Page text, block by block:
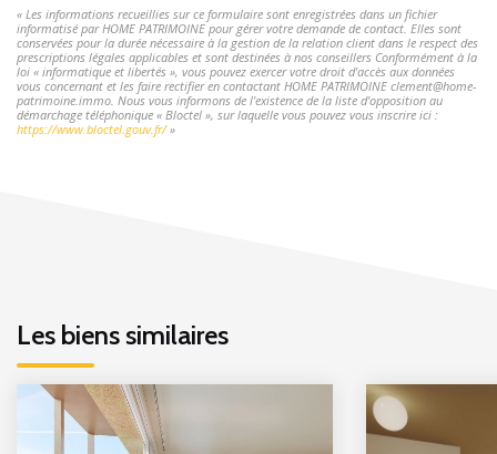
« Les informations recueillies sur ce formulaire sont enregistrées dans un fichier
informatisé par HOME PATRIMOINE pour gérer votre demande de contact. Elles sont
conservées pour la durée nécessaire à la gestion de la relation client dans le respect des
prescriptions légales applicables et sont destinées à nos conseillers Conformément à la
loi « informatique et libertés », vous pouvez exercer votre droit d'accès aux données
vous concernant et les faire rectifier en contactant HOME PATRIMOINE clement@home-
patrimoine.immo. Nous vous informons de l'existence de la liste d'opposition au
démarchage téléphonique « Bloctel », sur laquelle vous pouvez vous inscrire ici :
https://www.bloctel.gouv.fr/»
Les biens similaires